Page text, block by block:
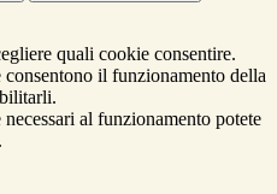
quali cookie consentire.
il funzionamento della
al funzionamento potete
.